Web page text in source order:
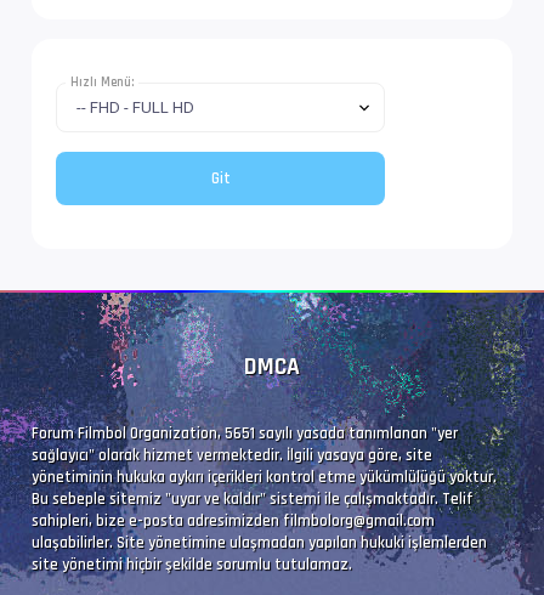
Altyazı #4        : UTF-8
İz Adı            : Tam (Türkçe)
Hızlı Menü:
DMCA
Forum Filmbol Organization, 5651 sayılı yasada tanımlanan "yer
sağlayıcı" olarak hizmet vermektedir. İlgili yasaya göre, site
yönetiminin hukuka aykırı içerikleri kontrol etme yükümlülüğü yoktur.
Bu sebeple sitemiz "uyar ve kaldır" sistemi ile çalışmaktadır. Telif
sahipleri, bize e-posta adresimizdenfilmbolorg@gmail.com
ulaşabilirler. Site yönetimine ulaşmadan yapılan hukuki işlemlerden
site yönetimi hiçbir şekilde sorumlu tutulamaz.